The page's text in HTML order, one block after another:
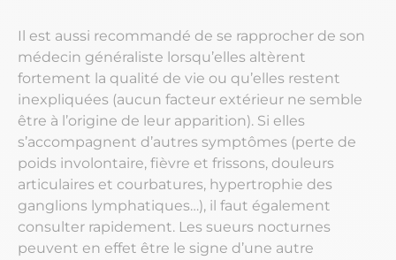
Il est aussi recommandé de se rapprocher de son
médecin généraliste lorsqu’elles altèrent
fortement la qualité de vie ou qu’elles restent
inexpliquées (aucun facteur extérieur ne semble
être à l’origine de leur apparition). Si elles
s’accompagnent d’autres symptômes (perte de
poids involontaire, fièvre et frissons, douleurs
articulaires et courbatures, hypertrophie des
ganglions lymphatiques…), il faut également
consulter rapidement. Les sueurs nocturnes
peuvent en effet être le signe d’une autre